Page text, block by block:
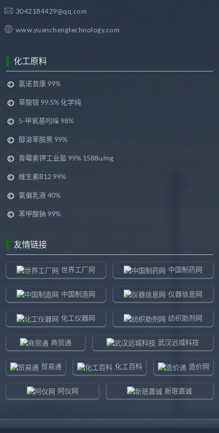
3042184429@qq.com
www.yuanchengtechnology.com
化工原料
氯诺昔康 99%
草酸铵 99.5% 化学纯
5-甲氧基吲哚 98%
醇溶苯胺黑 99%
青霉素钾工业盐 99% 1588u/mg
维生素B12 99%
氯偏乳液 40%
苯甲酸钠 99%
友情链接
世界工厂网 中国制药网
中国制造网 仪器信息网
化工仪器网 纺织助剂网
商贸通 武汉远城科技
贸易通 化工百科 造价网
阿仪网 新珉嘉诚